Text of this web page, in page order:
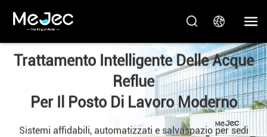
Trattamento Intelligente Delle Acque
Reflue
Per Il Posto Di Lavoro Moderno
Sistemi affidabili, automatizzati e salvaspazio per sedi